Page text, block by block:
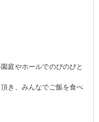
庭やホールでのびのびと
き、みんなでご飯を食べ